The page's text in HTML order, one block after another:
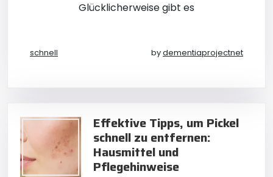
Glücklicherweise gibt es
schnell bydementiaprojectnet
Effektive Tipps, um Pickel
schnell zu entfernen:
Hausmittel und
Pflegehinweise